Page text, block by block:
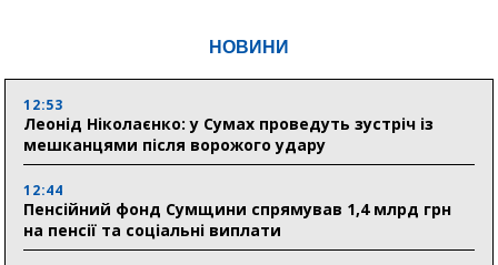
НОВИНИ
12:53
Леонід Ніколаєнко: у Сумах проведуть зустріч із
мешканцями після ворожого удару
12:44
Пенсійний фонд Сумщини спрямував 1,4 млрд грн
на пенсії та соціальні виплати